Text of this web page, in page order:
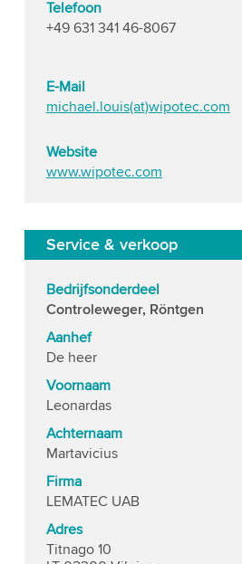
Telefoon
+49 631 341 46-8067
E-Mail
michael.louis(at)wipotec.com
Website
www.wipotec.com
Service & verkoop
Bedrijfsonderdeel
Controleweger, Röntgen
Aanhef
De heer
Voornaam
Leonardas
Achternaam
Martavicius
Firma
LEMATEC UAB
Adres
Titnago 10